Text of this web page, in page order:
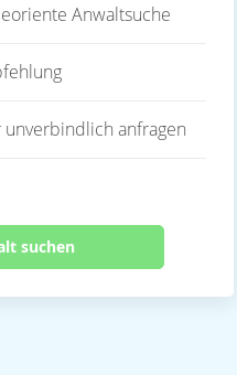
Anwaltsuche
anfragen
suchen